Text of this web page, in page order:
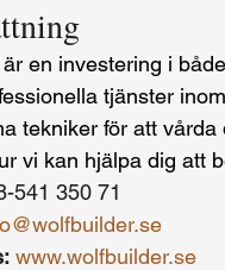
en investering i
tjänster
tekniker för att
vi kan hjälpa dig att
541 350 71
www.wolfbuilder.se